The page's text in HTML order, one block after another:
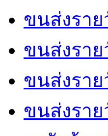
ขนส่งรา
ขนส่งรา
ขนส่งรา
ขนส่งรา